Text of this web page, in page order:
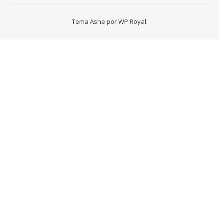
Tema Ashe porWP Royal.